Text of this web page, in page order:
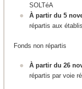
SOLTéA
À partir du 5
répartis aux
Fonds non répartis
À partir du 26
répartis par voie